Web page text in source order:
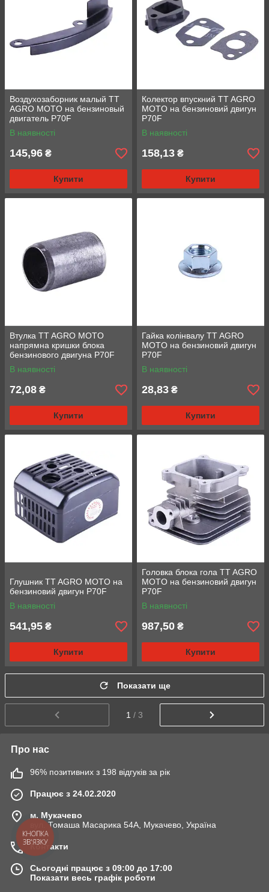
Воздухозаборник малый TT
AGRO MOTO на бензиновый
двигатель P70F
В наявності
145,96 ₴
Купити
Колектор впускний TT AGRO
MOTO на бензиновий двигун
P70F
В наявності
158,13 ₴
Купити
Втулка TT AGRO MOTO
напрямна кришки блока
бензинового двигуна P70F
В наявності
72,08 ₴
Купити
Гайка колінвалу TT AGRO
MOTO на бензиновий двигун
P70F
В наявності
28,83 ₴
Купити
Глушник TT AGRO MOTO на
бензиновий двигун P70F
В наявності
541,95 ₴
Купити
Головка блока гола TT AGRO
MOTO на бензиновий двигун
P70F
В наявності
987,50 ₴
Купити
Показати ще
1 / 3
Про нас
96% позитивних з 198 відгуків за рік
Працює з 24.02.2020
м. Мукачево
вул. Томаша Масарика 54А, Мукачево, Україна
Контакти
Сьогодні працює з 09:00 до 17:00
Показати весь графік роботи
КНОПКА
ЗВ'ЯЗКУ